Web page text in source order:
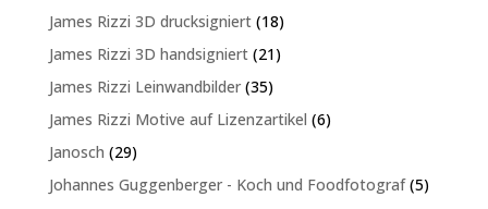
Produkt
James Rizzi 3D drucksigniert 1818
Produkte
James Rizzi 3D handsigniert 2121
James Rizzi Leinwandbilder 3535
Produkte
James Rizzi Motive auf Lizenzartikel 66
Janosch 2929
Produkte
Johannes Guggenberger - Koch und Foodfotograf 55